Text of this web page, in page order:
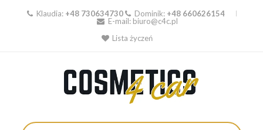
Klaudia: +48 730634730 Dominik: +48 660626154
E-mail: biuro@c4c.pl
Lista życzeń